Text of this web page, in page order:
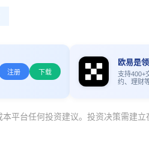
注册 下载
欧易是
支持400+
约、理财
平台任何投资建议。投资决策需建